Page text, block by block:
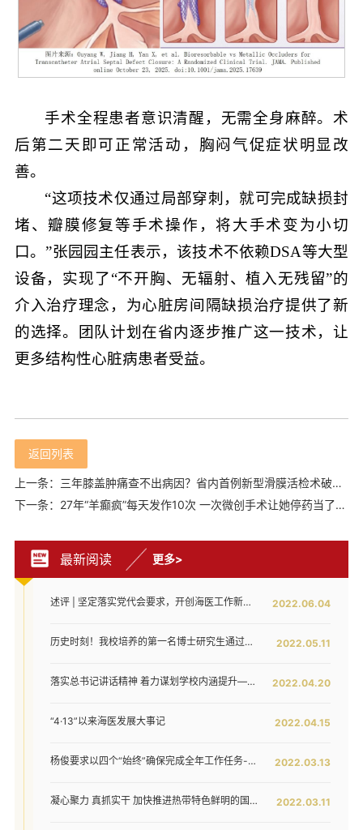
手术全程患者意识清醒，无需全身麻醉。术
后第二天即可正常活动，胸闷气促症状明显改
善。
“这项技术仅通过局部穿刺，就可完成缺损封
堵、瓣膜修复等手术操作，将大手术变为小切
口。”张园园主任表示，该技术不依赖DSA等大型
设备，实现了“不开胸、无辐射、植入无残留”的
介入治疗理念，为心脏房间隔缺损治疗提供了新
的选择。团队计划在省内逐步推广这一技术，让
更多结构性心脏病患者受益。
返回列表
上一条：三年膝盖肿痛查不出病因？省内首例新型滑膜活检术破解难题
下一条：27年“羊癫疯”每天发作10次 一次微创手术让她停药当了妈妈
最新阅读 更多>
2022.06.04
述评 | 坚定落实党代会要求，开创海医工作新局面——写在全面落实省第八次党代会对海医发展提出新要求之时
2022.05.11
历史时刻！我校培养的第一名博士研究生通过答辩！
2022.04.20
落实总书记讲话精神 着力谋划学校内涵提升——我校召开发展战略咨询委员会第二次工作会议
2022.04.15
“4·13”以来海医发展大事记
2022.03.13
杨俊要求以四个“始终”确保完成全年工作任务--我校六届五次教代会暨七届二次工代会胜利闭幕
2022.03.11
凝心聚力 真抓实干 加快推进热带特色鲜明的国际化高水平医科大学建设步伐 ——我校六届五次教代会暨七届二次工代会隆重开幕